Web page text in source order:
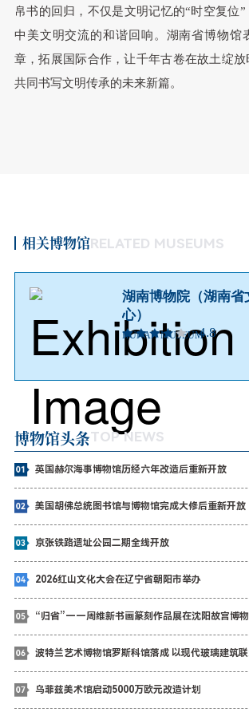
帛书的回归，不仅是文明记忆的“时空复位
中美文明交流的和谐回响。湖南省博物馆
章，拓展国际合作，让千年古卷在故土绽
共同书写文明传承的未来新篇。
相关博物馆RELATED MUSEUMS
湖南博物院（湖南省
心）
HUNAN MUSEUM4.8
博物馆头条TOP NEWS
英国赫尔海事博物馆历经六年改造后重新开放
美国胡佛总统图书馆与博物馆完成大修后重新开放
京张铁路遗址公园二期全线开放
2026红山文化大会在辽宁省朝阳市举办
“归省”——周维新书画篆刻作品展在沈阳故宫博
波特兰艺术博物馆罗斯科馆落成 以现代玻璃建筑
乌菲兹美术馆启动5000万欧元改造计划